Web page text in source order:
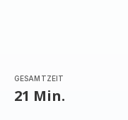
GESAMTZEIT
21 Min.